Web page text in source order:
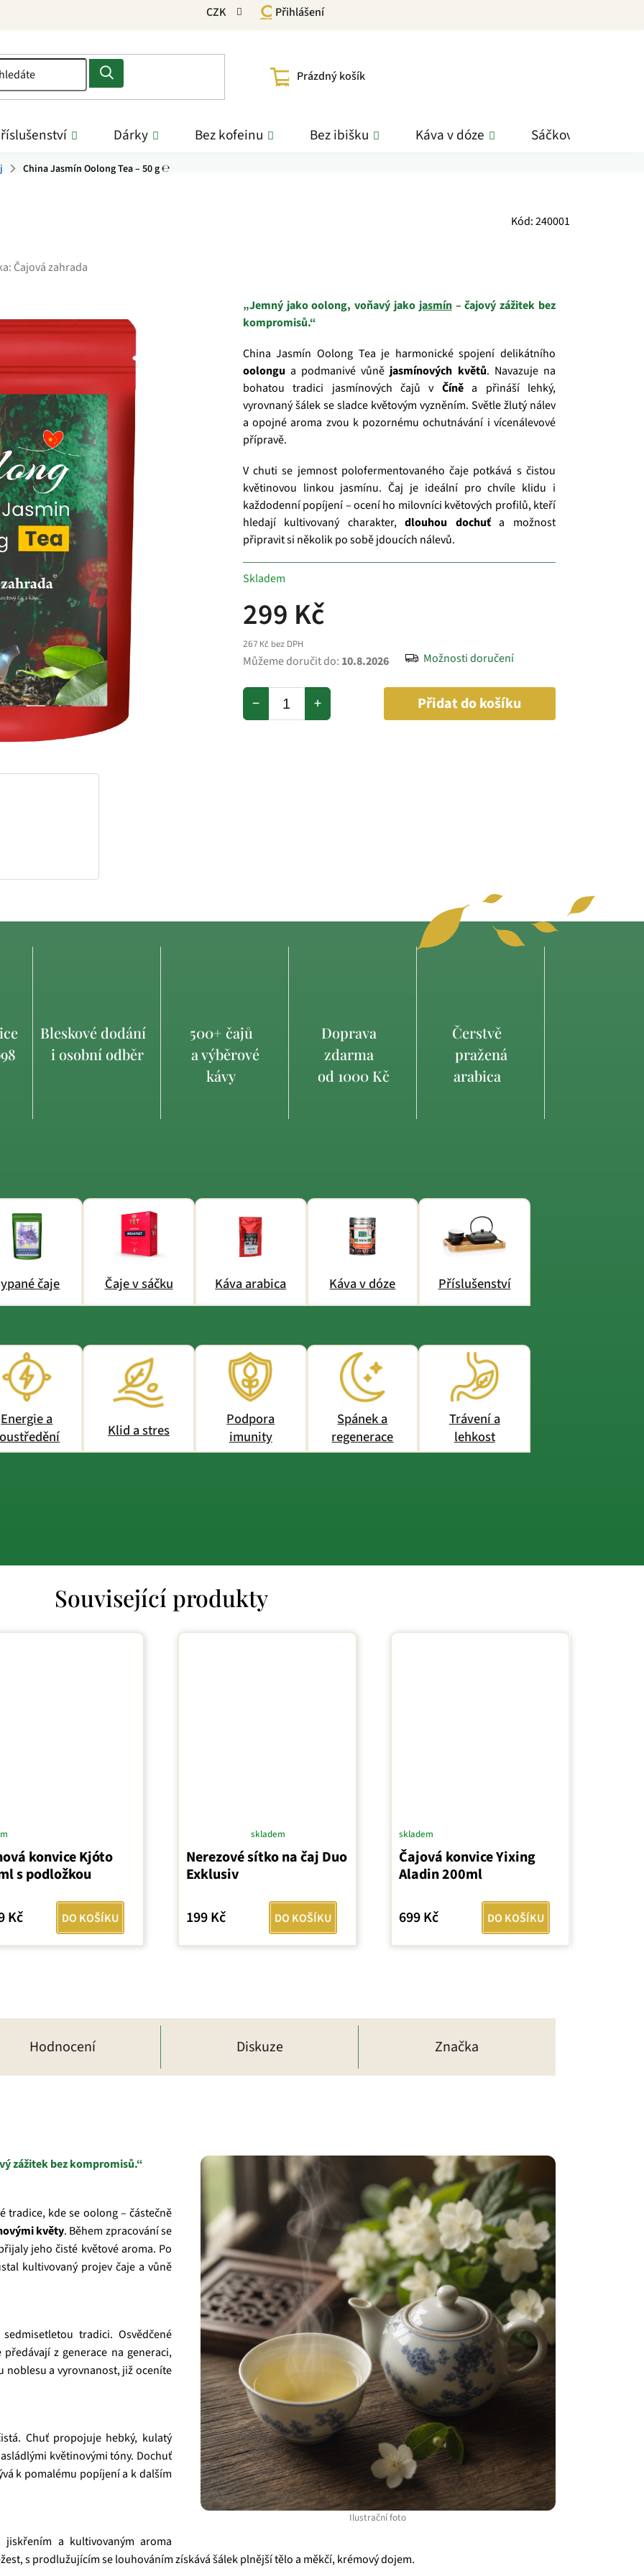
CZK Přihlášení
NÁKUPNÍ
Prázdný košík
Dárky Bez kofeinu Bez ibišku Káva v dóze Sáčkové čaje
China Jasmín Oolong Tea – 50 g ℮
Kód:240001
Čajová zahrada
299 Kč
267 Kč bez DPH
Skladem
Můžeme doručit do: 10.8.2026 Možnosti doručení
+
− Přidat do košíku
„Jemný jako oolong, voňavý jako jasmín– čajový zážitek bez
kompromisů.“
China Jasmín Oolong Tea je harmonické spojení delikátního
oolongu a podmanivé vůně jasmínových květů. Navazuje na
bohatou tradici jasmínových čajů v Číněa přináší lehký,
vyrovnaný šálek se sladce květovým vyzněním. Světle žlutý nálev
a opojné aroma zvou k pozornému ochutnávání i vícenálevové
přípravě.
V chuti se jemnost polofermentovaného čaje potkává s čistou
květinovou linkou jasmínu. Čaj je ideální pro chvíle klidu i
každodenní popíjení – ocení ho milovníci květových profilů, kteří
hledají kultivovaný charakter,dlouhou dochuťa možnost
připravit si několik po sobě jdoucích nálevů.
Bleskové dodání
i osobní odběr
500+ čajů
a výběrové
kávy
Doprava
zdarma
od 1000 Kč
Čerstvě
pražená
arabica
čaje Čaje v sáčku Káva arabica Káva v dóze Příslušenství
Energie a
Klid a stres
Podpora
imunity
Spánek a
regenerace
Trávení a
lehkost
Související produkty
konvice Kjóto
s podložkou
Kč DO KOŠÍKU
Nerezové sítko na čaj Duo
Exklusiv
hodnocení
produktu
5,0
5
skladem
199 Kč DO KOŠÍKU
Čajová konvice Yixing
Aladin 200ml
skladem
699 Kč DO KOŠÍKU
Hodnocení Diskuze Značka
Ilustrační foto
zážitek bez kompromisů.“
tradice, kde se oolong – částečně
květy. Během zpracování se
jeho čisté květové aroma. Po
kultivovaný projev čaje a vůně
tradici. Osvědčené
z generace na generaci,
noblesu a vyrovnanost, již oceníte
Chuť propojuje hebký, kulatý
květinovými tóny. Dochuť
k pomalému popíjení a k dalším
a kultivovaným aroma
s prodlužujícím se louhováním získává šálek plnější tělo a měkčí, krémový dojem.